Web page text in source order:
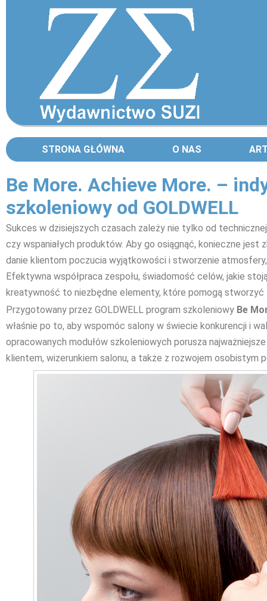
STRONA GŁÓWNA O NAS
Be More. Achieve More. –
szkoleniowy od GOLDWELL
Sukces w dzisiejszych czasach zależy nie tylko od
czy wspaniałych produktów. Aby go osiągnąć, konieczne jest
danie klientom poczucia wyjątkowości i stworzenie
Efektywna współpraca zespołu, świadomość celów, jakie
kreatywność to niezbędne elementy, które pomogą
Przygotowany przez GOLDWELL program szkoleniowy Be
właśnie po to, aby wspomóc salony w świecie konkurencji i
opracowanych modułów szkoleniowych porusza
klientem, wizerunkiem salonu, a także z rozwojem osobistym